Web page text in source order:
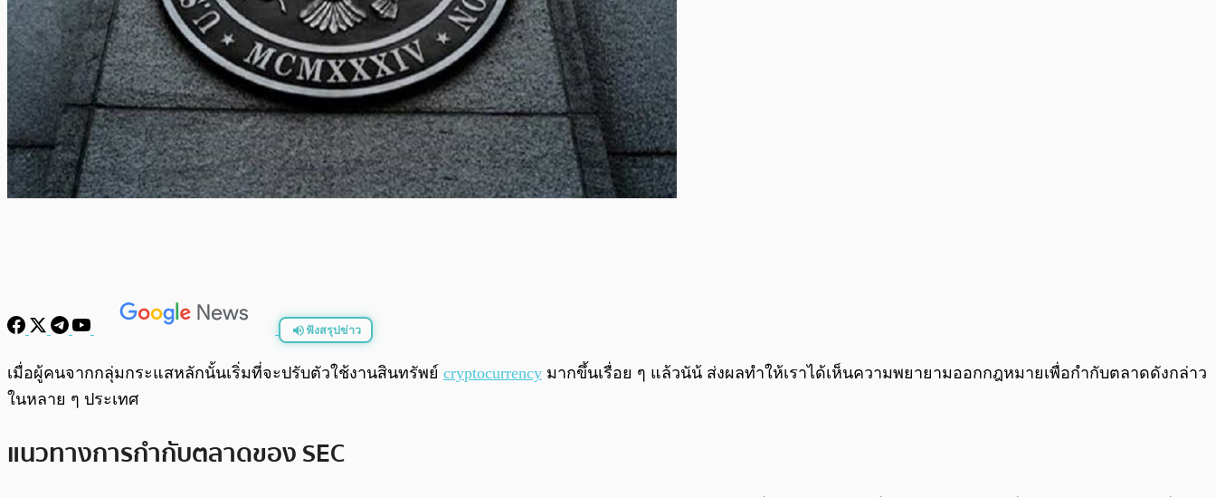
ฟังสรุปข่าว
0:00
เมื่อผู้คนจากกลุ่มกระแสหลักนั้นเริ่มที่จะปรับตัวใช้งานสินทรัพย์ cryptocurrency มากขึ้นเรื่อย ๆ แล้วนัน้ ส่งผลทำให้เราได้เห็นความพยายามออกกฎหมายเพื่อกำกับตลาดดังกล่าว
ในหลาย ๆ ประเทศ
แนวทางการกำกับตลาดของ SEC